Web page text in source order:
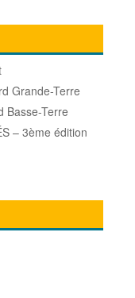
Grande-Terre
Basse-Terre
– 3ème édition